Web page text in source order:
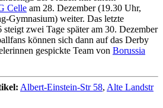
Celle am 28. Dezember (19.30 Uhr,
Gymnasium) weiter. Das letzte
steigt zwei Tage später am 30. Dezember
können sich dann auf das Derby
gespickte Team von Borussia
Albert-Einstein-Str 58, Alte Landstr